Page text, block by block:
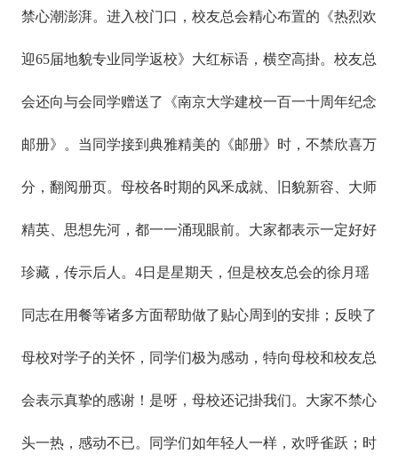
禁心潮澎湃。进入校门口，校友总会精心布置的《热烈欢
迎65届地貌专业同学返校》大红标语，横空高掛。校友总
会还向与会同学赠送了《南京大学建校一百一十周年纪念
邮册》。当同学接到典雅精美的《邮册》时，不禁欣喜万
分，翻阅册页。母校各时期的风釆成就、旧貌新容、大师
精英、思想先河，都一一涌现眼前。大家都表示一定好好
珍藏，传示后人。4日是星期天，但是校友总会的徐月瑶
同志在用餐等诸多方面帮助做了贴心周到的安排；反映了
母校对学子的关怀，同学们极为感动，特向母校和校友总
会表示真挚的感谢！是呀，母校还记掛我们。大家不禁心
头一热，感动不已。同学们如年轻人一样，欢呼雀跃；时